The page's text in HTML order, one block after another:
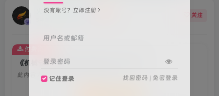
火种游戏客服 关注
《机械守护者/机器人任务(Roboquest)》
此内容为付费资源，请付费后查看
付费资源
没有账号？立即注册
用户名或邮箱
登录密码
记住登录 找回密码 | 免密登录